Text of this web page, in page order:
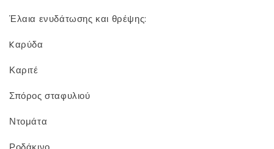
Έλαια ενυδάτωσης και θρέψης:
Kαρύδα
Καριτέ
Σπόρος σταφυλιού
Ντομάτα